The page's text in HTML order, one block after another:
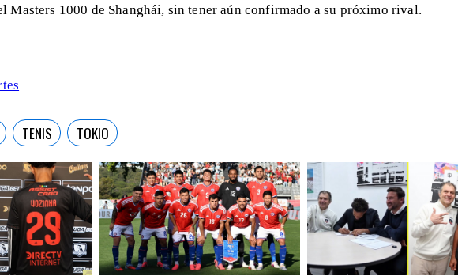
Masters 1000 de Shanghái, sin tener aún confirmado a su próximo rival.
TENIS TOKIO